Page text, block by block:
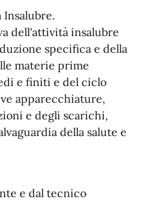
dell'attività insalubre
specifica e della
materie prime
e finiti e del ciclo
apparecchiature,
e degli scarichi,
della salute e
e dal tecnico